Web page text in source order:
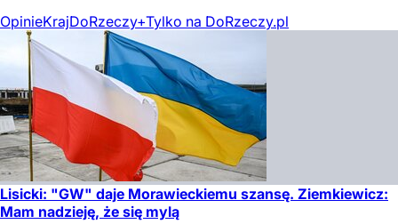
OpinieKrajDoRzeczy+Tylko na DoRzeczy.pl
Lisicki: "GW" daje Morawieckiemu szansę. Ziemkiewicz:
Mam nadzieję, że się mylą